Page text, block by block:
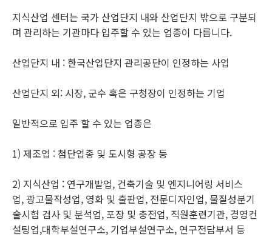
지식산업 센터는 국가 산업단지 내와 산업단지 밖으로 구분되
며 관리하는 기관마다 입주할 수 있는 업종이 다릅니다.
산업단지 내 : 한국산업단지 관리공단이 인정하는 사업
산업단지 외: 시장, 군수 혹은 구청장이 인정하는 기업
일반적으로 입주 할 수 있는 업종은
1) 제조업 : 첨단업종 및 도시형 공장 등
2) 지식산업 : 연구개발업, 건축기술 및 엔지니어링 서비스
업, 광고물작성업, 영화 및 출판업, 전문디자인업, 물질성분기
술시험 검사 및 분석업, 포장 및 충전업, 직원훈련기관, 경영컨
설팅업,대학부설연구소, 기업부설연구소, 연구전담부서 등